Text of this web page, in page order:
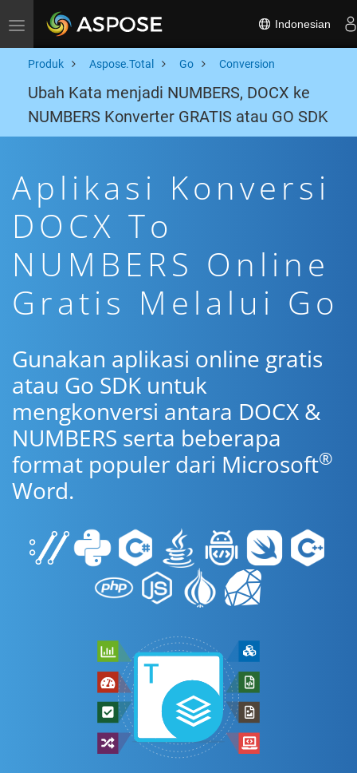
Toggle navigation Indonesian
Produk Aspose.Total Go Conversion
Ubah Kata menjadi NUMBERS, DOCX ke
NUMBERS Konverter GRATIS atau GO SDK
Aplikasi Konversi
DOCX To
NUMBERS Online
Gratis Melalui Go
Gunakan aplikasi online gratis
atau Go SDK untuk
mengkonversi antara DOCX &
NUMBERS serta beberapa
format populer dari Microsoft®
Word.